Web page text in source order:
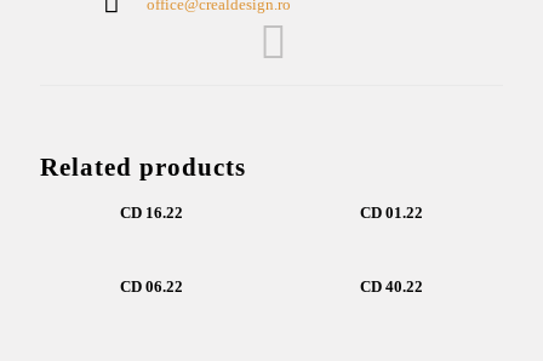
office@crealdesign.ro
Related products
CD 16.22 CD 01.22
CD 06.22 CD 40.22